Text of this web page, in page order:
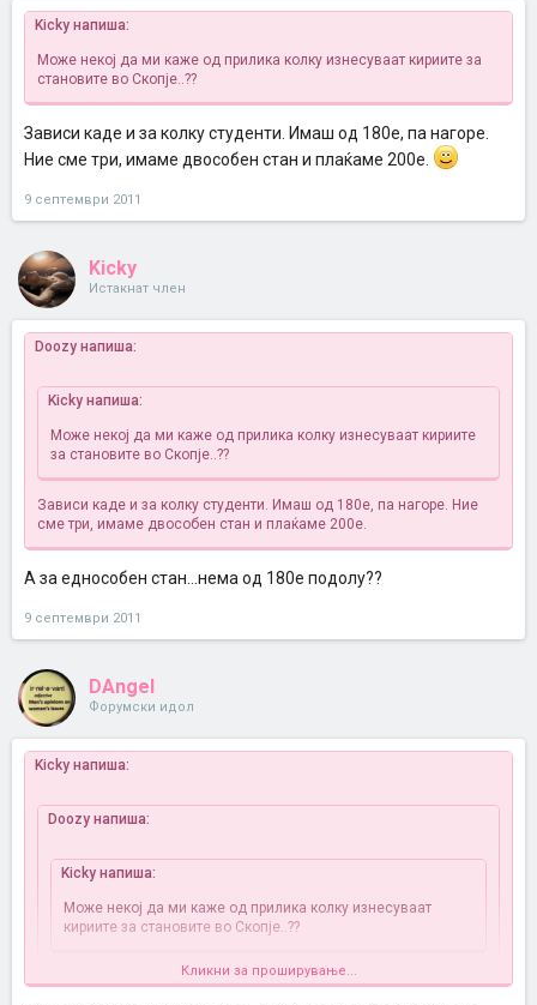
Kicky напиша:
Може некој да ми каже од прилика колку изнесуваат кириите за
становите во Скопје..??
Зависи каде и за колку студенти. Имаш од 180е, па нагоре.
Ние сме три, имаме двособен стан и плаќаме 200е.
9 септември 2011
Kicky
Истакнат член
Doozy напиша:
Kicky напиша:
Може некој да ми каже од прилика колку изнесуваат кириите
за становите во Скопје..??
Зависи каде и за колку студенти. Имаш од 180е, па нагоре. Ние
сме три, имаме двособен стан и плаќаме 200е.
А за еднособен стан...нема од 180е подолу??
9 септември 2011
DAngel
Форумски идол
Kicky напиша:
Doozy напиша:
Kicky напиша:
Може некој да ми каже од прилика колку изнесуваат
кириите за становите во Скопје..??
Зависи каде и за колку студенти. Имаш од 180е, па нагоре.
Кликни за проширување...